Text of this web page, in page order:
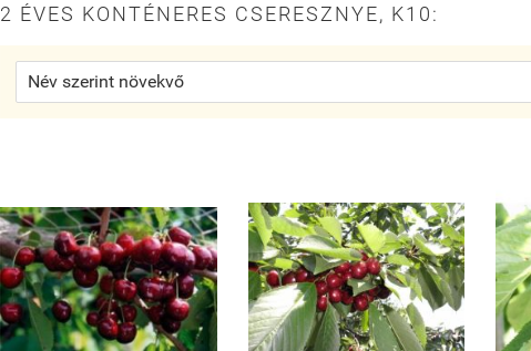
2 ÉVES KONTÉNERES CSERESZNYE, K10: